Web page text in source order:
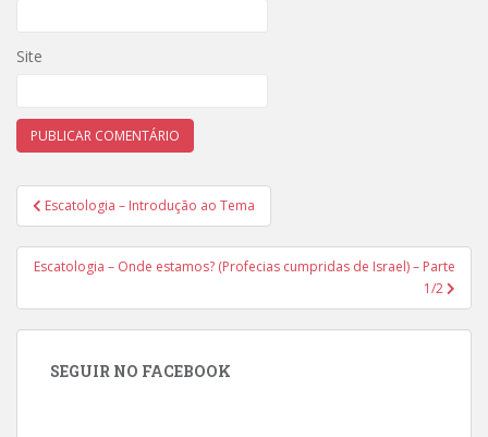
Site
Navegação
de
Post
Escatologia – Introdução ao Tema
Escatologia – Onde estamos? (Profecias cumpridas de Israel) – Parte
1/2
SEGUIR NO FACEBOOK